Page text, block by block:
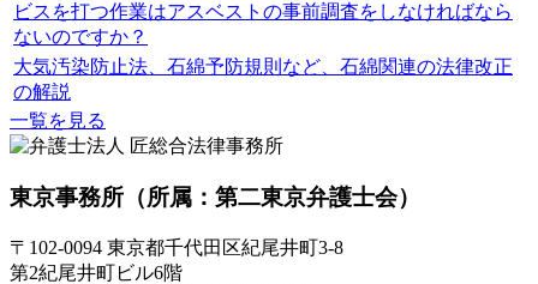
ビスを打つ作業はアスベストの事前調査をしなければなら
ないのですか？
大気汚染防止法、石綿予防規則など、石綿関連の法律改正
の解説
一覧を見る
東京事務所 （所属：第二東京弁護士会）
〒102-0094 東京都千代田区紀尾井町3-8
第2紀尾井町ビル6階